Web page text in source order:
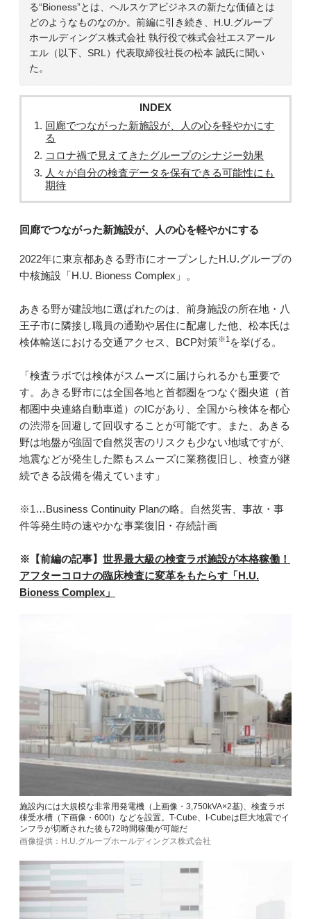
る“Bioness”とは、ヘルスケアビジネスの新たな価値とは
どのようなものなのか。前編に引き続き、H.U.グループ
ホールディングス株式会社 執行役で株式会社エスアール
エル（以下、SRL）代表取締役社長の松本 誠氏に聞い
た。
INDEX
回廊でつながった新施設が、人の心を軽やかにす
る
コロナ禍で見えてきたグループのシナジー効果
人々が自分の検査データを保有できる可能性にも
期待
回廊でつながった新施設が、人の心を軽やかにする
2022年に東京都あきる野市にオープンしたH.U.グループの
中核施設「H.U. Bioness Complex」。
あきる野が建設地に選ばれたのは、前身施設の所在地・八
王子市に隣接し職員の通勤や居住に配慮した他、松本氏は
検体輸送における交通アクセス、BCP対策※1 を挙げる。
「検査ラボでは検体がスムーズに届けられるかも重要で
す。あきる野市には全国各地と首都圏をつなぐ圏央道（首
都圏中央連絡自動車道）のICがあり、全国から検体を都心
の渋滞を回避して回収することが可能です。また、あきる
野は地盤が強固で自然災害のリスクも少ない地域ですが、
地震などが発生した際もスムーズに業務復旧し、検査が継
続できる設備を備えています」
※1…Business Continuity Planの略。自然災害、事故・事
件等発生時の速やかな事業復旧・存続計画
※【前編の記事】 世界最大級の検査ラボ施設が本格稼働！
アフターコロナの臨床検査に変革をもたらす「H.U.
Bioness Complex」
施設内には大規模な非常用発電機（上画像・3,750kVA×2基)、検査ラボ
棟受水槽（下画像・600t）などを設置。T-Cube、I-Cubeは巨大地震でイ
ンフラが切断された後も72時間稼働が可能だ
画像提供：H.U.グループホールディングス株式会社